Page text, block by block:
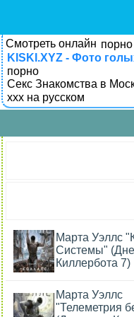
Смотреть онлайн
KISKI.XYZ - Фото
порно
Секс Знакомства в
xxx на русском
Марта Уэллс
Системы"
Киллербота 7)
Марта Уэллс
"Телеметрия